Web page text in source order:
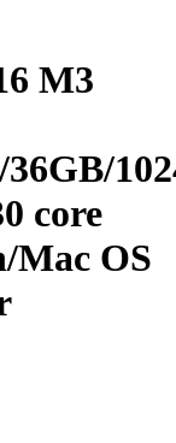
M3
core
Mac OS